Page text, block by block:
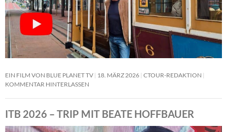
EIN FILM VON BLUE PLANET TV 18. MÄRZ 2026 CTOUR-REDAKTION
KOMMENTAR HINTERLASSEN
ITB 2026 – TRIP MIT BEATE HOFFBAUER